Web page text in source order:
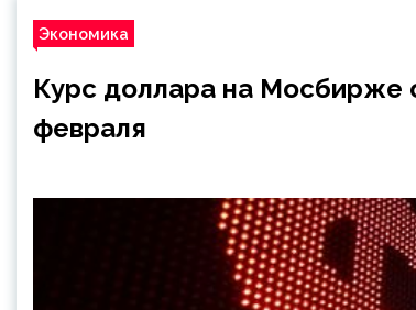
Экономика
Курс доллара на Мосбирже
февраля